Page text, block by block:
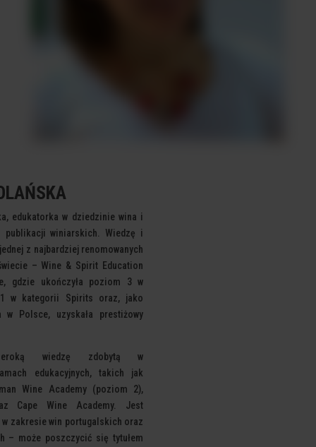
edukatorka w dziedzinie wina i
publikacji winiarskich. Wiedzę i
z najbardziej renomowanych
– Wine & Spirit Education
gdzie ukończyła poziom 3 w
w kategorii Spirits oraz, jako
Polsce, uzyskała prestiżowy
wiedzę zdobytą w
edukacyjnych, takich jak
Wine Academy (poziom 2),
Cape Wine Academy. Jest
zakresie win portugalskich oraz
– może poszczycić się tytułem